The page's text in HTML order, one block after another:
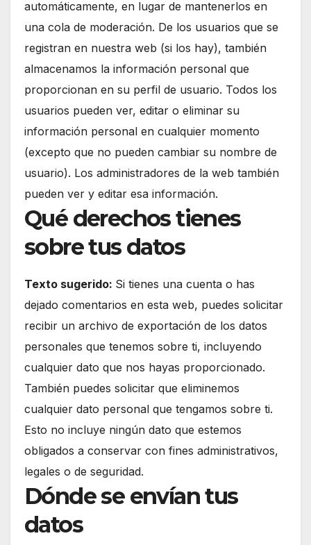
automáticamente, en lugar de mantenerlos en
una cola de moderación. De los usuarios que se
registran en nuestra web (si los hay), también
almacenamos la información personal que
proporcionan en su perfil de usuario. Todos los
usuarios pueden ver, editar o eliminar su
información personal en cualquier momento
(excepto que no pueden cambiar su nombre de
usuario). Los administradores de la web también
pueden ver y editar esa información.
Qué derechos tienes
sobre tus datos
Texto sugerido: Si tienes una cuenta o has
dejado comentarios en esta web, puedes solicitar
recibir un archivo de exportación de los datos
personales que tenemos sobre ti, incluyendo
cualquier dato que nos hayas proporcionado.
También puedes solicitar que eliminemos
cualquier dato personal que tengamos sobre ti.
Esto no incluye ningún dato que estemos
obligados a conservar con fines administrativos,
legales o de seguridad.
Dónde se envían tus
datos